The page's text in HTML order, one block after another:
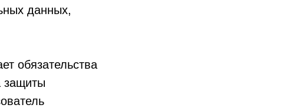
данных,
обязательства
защиты